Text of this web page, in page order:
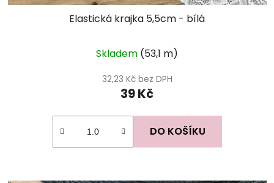
Elastická krajka 5,5cm - bílá
Skladem (53,1 m)
32,23 Kč bez DPH
39 Kč
DO KOŠÍKU